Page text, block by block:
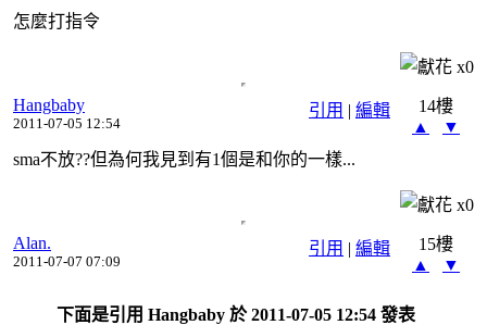
怎麼打指令
x0
引用 | 編輯
Hangbaby
2011-07-05 12:54
14樓
▲
▼
sma不放??但為何我見到有1個是和你的一樣...
x0
引用 | 編輯
Alan.
2011-07-07 07:09
15樓
▲
▼
下面是引用 Hangbaby 於 2011-07-05 12:54 發表